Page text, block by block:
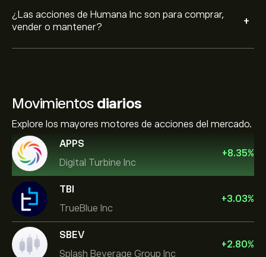
¿Las acciones de Humana Inc son para comprar,
vender o mantener?
+
Movimientos diarios
Explore los mayores motores de acciones del mercado.
APPS
Digital Turbine Inc
+8.35%
TBI
TrueBlue Inc
+3.03%
SBEV
Splash Beverage Group Inc
+2.80%